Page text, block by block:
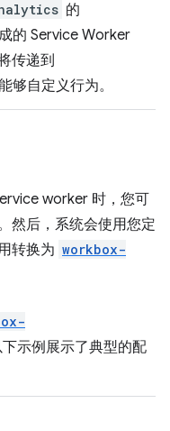
的
的 Service Worker
传递到
够自定义行为。
worker 时，您可
然后，系统会使用您定
转换为 workbox-
示例展示了典型的配